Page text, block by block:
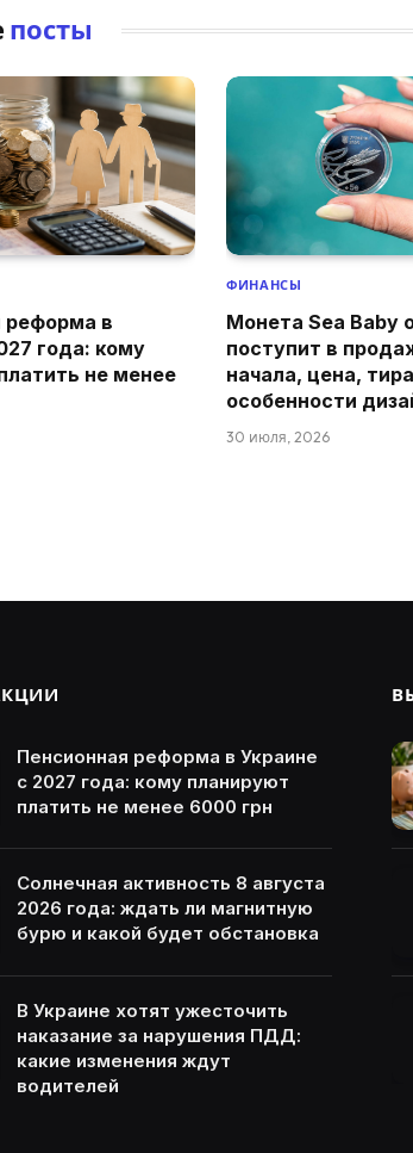
посты
реформа в
года: кому
не менее
ФИНАНСЫ
Монета Sea Baby
поступит в
начала, цена,
особенности
30 июля, 2026
Пенсионная реформа в Украине
с 2027 года: кому планируют
платить не менее 6000 грн
Солнечная активность 8 августа
2026 года: ждать ли магнитную
бурю и какой будет обстановка
В Украине хотят ужесточить
наказание за нарушения ПДД:
какие изменения ждут
водителей